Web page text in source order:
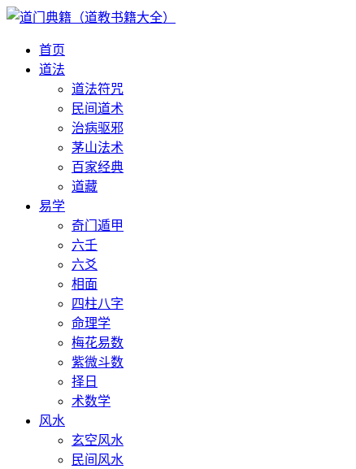
首页
道法
道法符咒
民间道术
治病驱邪
茅山法术
百家经典
道藏
易学
奇门遁甲
六壬
六爻
相面
四柱八字
命理学
梅花易数
紫微斗数
择日
术数学
风水
玄空风水
民间风水